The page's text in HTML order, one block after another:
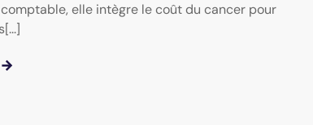
elle intègre le coût du cancer pour